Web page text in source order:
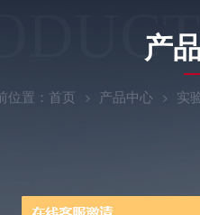
产
位置： 首页 产品中心 实